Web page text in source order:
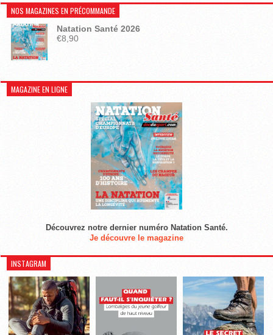
NOS MAGAZINES EN PRÉCOMMANDE
Natation Santé 2026
€8,90
MAGAZINE EN LIGNE
Découvrez notre dernier numéro Natation Santé.
Je découvre le magazine
INSTAGRAM